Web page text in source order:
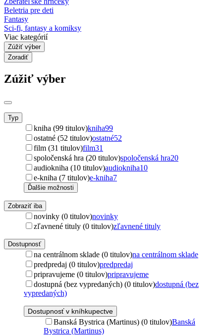
Beletria pre deti
Fantasy
Sci-fi, fantasy a komiksy
Viac kategórií
Zúžiť výber
Zoradiť
Zúžiť výber
Typ
kniha (99 titulov)kniha99
ostatné (52 titulov)ostatné52
film (31 titulov)film31
spoločenská hra (20 titulov)spoločenská hra20
audiokniha (10 titulov)audiokniha10
e-kniha (7 titulov)e-kniha7
Ďalšie možnosti
Zobraziť iba
novinky (0 titulov)novinky
zľavnené tituly (0 titulov)zľavnené tituly
Dostupnosť
na centrálnom sklade (0 titulov)na centrálnom sklade
predpredaj (0 titulov)predpredaj
pripravujeme (0 titulov)pripravujeme
dostupná (bez vypredaných) (0 titulov)dostupná (bez
vypredaných)
Dostupnosť v kníhkupectve
Banská Bystrica (Martinus) (0 titulov)Banská
Bystrica (Martinus)